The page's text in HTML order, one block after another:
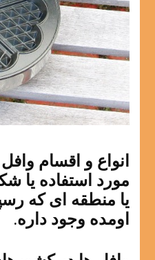
انواع و اقسام
مورد استفاده یا
یا منطقه ای که
اومده وجود داره.